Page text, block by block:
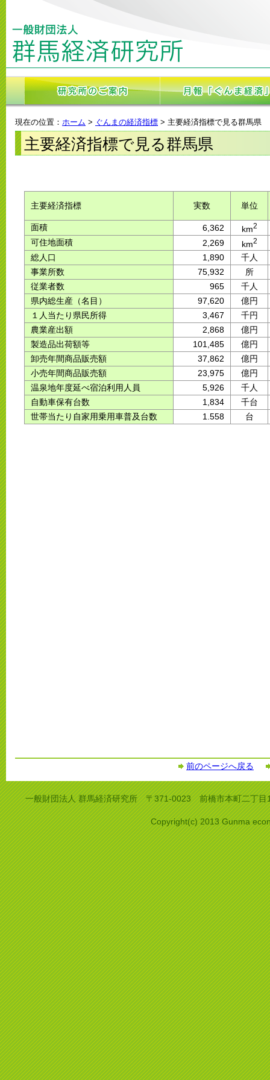
現在の位置： ホーム > ぐんまの経済指標 > 主要経済指標で見る群馬県
主要経済指標で見る群馬県
主要経済指標 実数 単位
面積 6,362 km2
可住地面積 2,269 km2
総人口 1,890
千人
事業所数
75,932
所
従業者数
965
千人
県内総生産（名目）
97,620
億円
１人当たり県民所得
3,467
千円
農業産出額
2,868
億円
製造品出荷額等
101,485
億円
卸売年間商品販売額
37,862
億円
小売年間商品販売額
23,975
億円
温泉地年度延べ宿泊利用人員
5,926
千人
自動車保有台数
1,834
千台
世帯当たり自家用乗用車普及台数
1.558 台
前のページへ戻る
一般財団法人 群馬経済研究所 〒371-0023 前橋市本町二丁
Copyright(c) 2013 Gunma